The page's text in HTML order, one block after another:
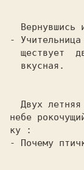
-
Двух
небе
- Почему